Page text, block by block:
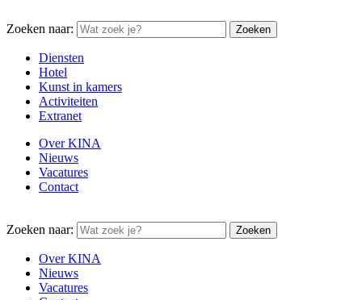
Zoeken naar:
Diensten
Hotel
Kunst in kamers
Activiteiten
Extranet
Over KINA
Nieuws
Vacatures
Contact
Zoeken naar:
Over KINA
Nieuws
Vacatures